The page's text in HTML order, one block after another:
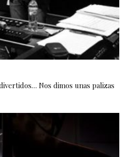
Nos dimos unas palizas